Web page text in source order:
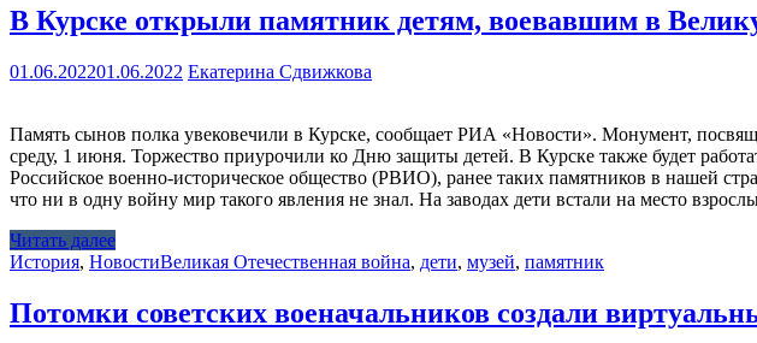
В Курске открыли памятник детям, воевавшим в
01.06.202201.06.2022 Екатерина Сдвижкова
Память сынов полка увековечили в Курске, сообщает РИА «Новости». Монумент,
среду, 1 июня. Торжество приурочили ко Дню защиты детей. В Курске также будет
Российское военно-историческое общество (РВИО), ранее таких памятников в нашей
что ни в одну войну мир такого явления не знал. На заводах дети встали на место
Читать далее
История, НовостиВеликая Отечественная война, дети, музей, памятник
Потомки советских военачальников создали